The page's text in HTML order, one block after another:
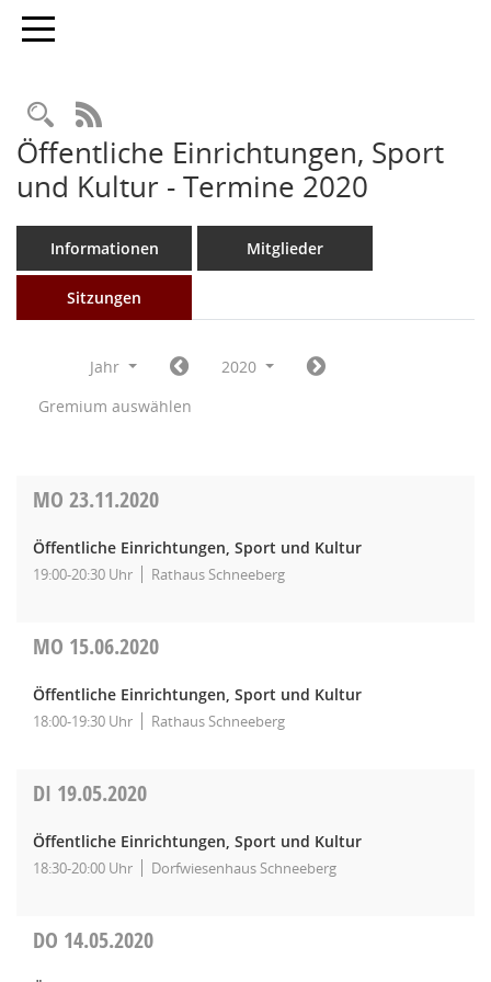
Toggle navigation
Rechercheauswahl
RSS-Feed
Öffentliche Einrichtungen, Sport
und Kultur - Termine 2020
Informationen Mitglieder
Sitzungen
Jahr
2020
Gremium auswählen
MO 23.11.2020
Öffentliche Einrichtungen, Sport und Kultur
19:00-20:30 Uhr Rathaus Schneeberg
MO 15.06.2020
Öffentliche Einrichtungen, Sport und Kultur
18:00-19:30 Uhr Rathaus Schneeberg
DI 19.05.2020
Öffentliche Einrichtungen, Sport und Kultur
18:30-20:00 Uhr Dorfwiesenhaus Schneeberg
DO 14.05.2020